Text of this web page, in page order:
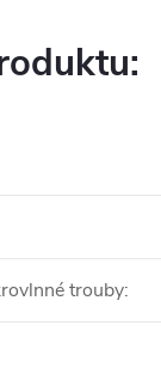
trouby: